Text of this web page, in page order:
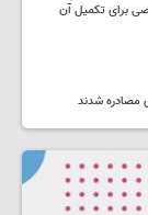
برای تکمیل آن
مصادره شدند